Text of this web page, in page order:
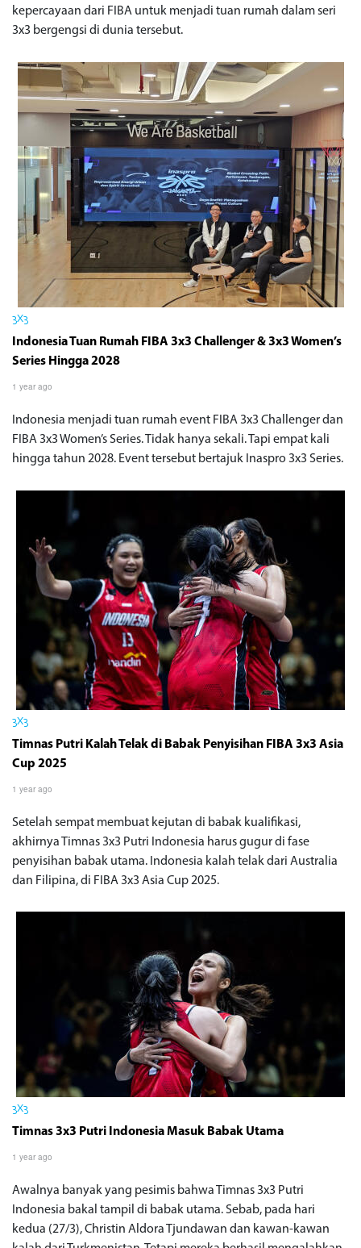
kepercayaan dari FIBA untuk menjadi tuan rumah dalam seri
3x3 bergengsi di dunia tersebut.
3X3
Indonesia Tuan Rumah FIBA 3x3 Challenger & 3x3 Women’s
Series Hingga 2028
1 year ago
Indonesia menjadi tuan rumah event FIBA 3x3 Challenger dan
FIBA 3x3 Women’s Series. Tidak hanya sekali. Tapi empat kali
hingga tahun 2028. Event tersebut bertajuk Inaspro 3x3 Series.
3X3
Timnas Putri Kalah Telak di Babak Penyisihan FIBA 3x3 Asia
Cup 2025
1 year ago
Setelah sempat membuat kejutan di babak kualifikasi,
akhirnya Timnas 3x3 Putri Indonesia harus gugur di fase
penyisihan babak utama. Indonesia kalah telak dari Australia
dan Filipina, di FIBA 3x3 Asia Cup 2025.
3X3
Timnas 3x3 Putri Indonesia Masuk Babak Utama
1 year ago
Awalnya banyak yang pesimis bahwa Timnas 3x3 Putri
Indonesia bakal tampil di babak utama. Sebab, pada hari
kedua (27/3), Christin Aldora Tjundawan dan kawan-kawan